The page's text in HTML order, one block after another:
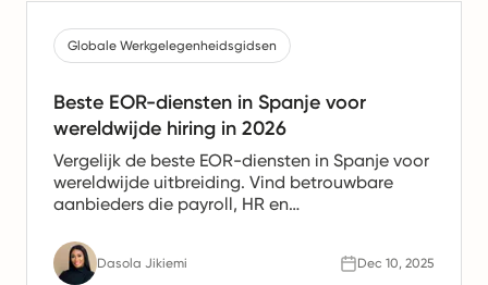
Globale Werkgelegenheidsgidsen
Beste EOR-diensten in Spanje voor
wereldwijde hiring in 2026
Vergelijk de beste EOR-diensten in Spanje voor
wereldwijde uitbreiding. Vind betrouwbare
aanbieders die payroll, HR en
teams.
Dasola Jikiemi Dec 10, 2025